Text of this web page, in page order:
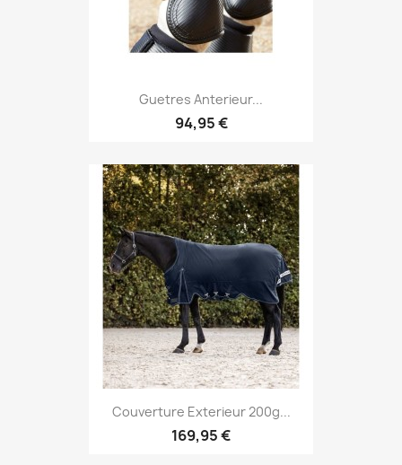
Guetres Anterieur...
94,95 €
Couverture Exterieur 200g...
169,95 €